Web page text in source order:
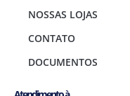
NOSSAS LOJAS
CONTATO
DOCUMENTOS